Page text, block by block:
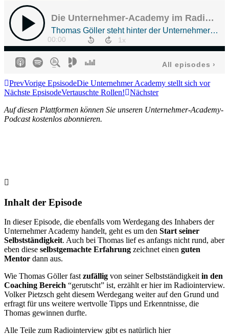
PrevVorige EpsisodeDie Unternehmer Academy stellt sich vor
Nächste EpsisodeVertauschte Rollen!
Nächster
Auf diesen Plattformen können Sie unseren Unternehmer-Academy-
Podcast kostenlos abonnieren.
Inhalt der Episode
In dieser Episode, die ebenfalls vom Werdegang des Inhabers der
Unternehmer Academy handelt, geht es um den Start seiner
Selbstständigkeit. Auch bei Thomas lief es anfangs nicht rund, aber
eben diese selbstgemachte Erfahrung zeichnet einen guten
Mentor dann aus.
Wie Thomas Göller fast zufällig von seiner Selbstständigkeit in den
Coaching Bereich “gerutscht” ist, erzählt er hier im Radiointerview.
Volker Pietzsch geht diesem Werdegang weiter auf den Grund und
erfragt für uns weitere wertvolle Tipps und Erkenntnisse, die
Thomas gewinnen durfte.
Alle Teile zum Radiointerview gibt es natürlich hier